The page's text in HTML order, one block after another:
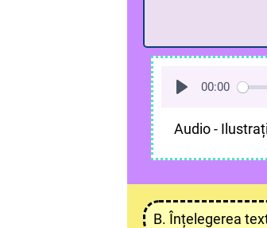
00:00
Audio -
B. Înțelegerea